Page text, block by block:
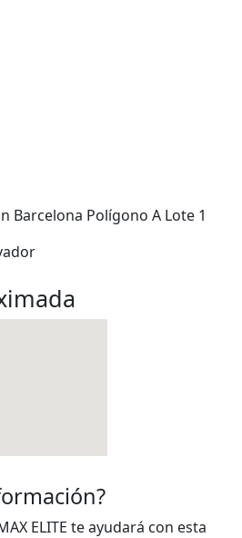
Barcelona Polígono A Lote 1
ELITE te ayudará con esta